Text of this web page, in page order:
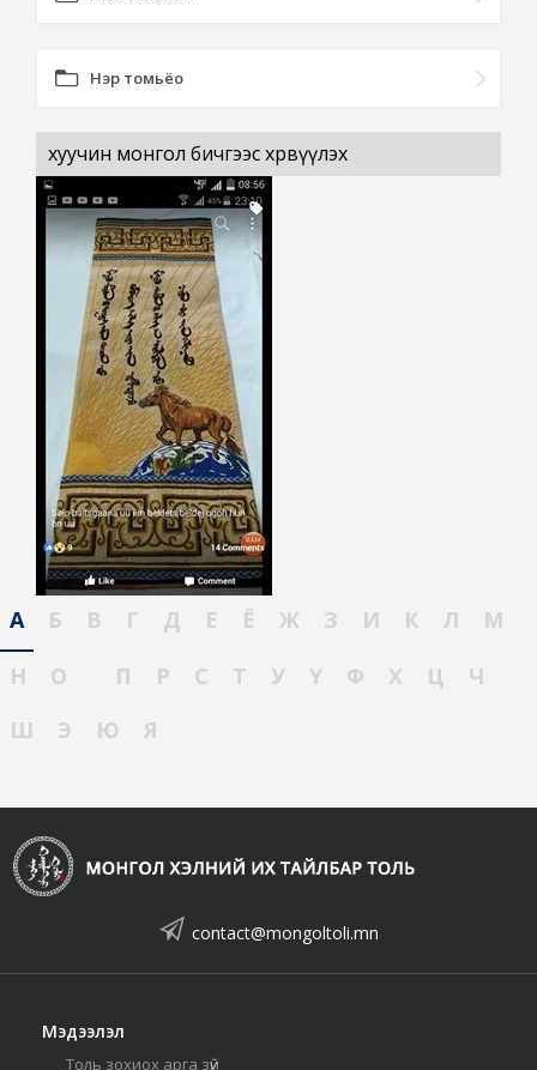
Нэр томьёо
хуучин монгол бичгээс хөрвүүлэх
А Б В Г Д Е Ё Ж З И К Л
М
Н
О П Р С Т У Ү Ф Х Ц
Ч
Ш
Э Ю Я
contact@mongoltoli.mn
Мэдээлэл
Толь зохиох арга зүй